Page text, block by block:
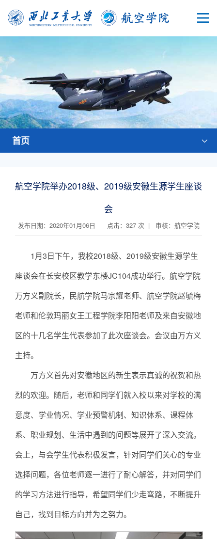
首页
航空学院举办2018级、2019级安徽生源学生座谈
会
发布日期：2020年01月06日 点击： 327 次 | 审核：航空学院
1月3日下午，我校2018级、2019级安徽生源学生
座谈会在长安校区教学东楼JC104成功举行。航空学院
万方义副院长，民航学院马宗耀老师、航空学院赵毓梅
老师和伦敦玛丽女王工程学院李阳阳老师及来自安徽地
区的十几名学生代表参加了此次座谈会。会议由万方义
主持。
万方义首先对安徽地区的新生表示真诚的祝贺和热
烈的欢迎。随后，老师和同学们就入校以来对学校的满
意度、学业情况、学业预警机制、知识体系、课程体
系、职业规划、生活中遇到的问题等展开了深入交流。
会上，与会学生代表积极发言，针对同学们关心的专业
选择问题，各位老师逐一进行了耐心解答，并对同学们
的学习方法进行指导，希望同学们少走弯路，不断提升
自己，找到目标方向并为之努力。